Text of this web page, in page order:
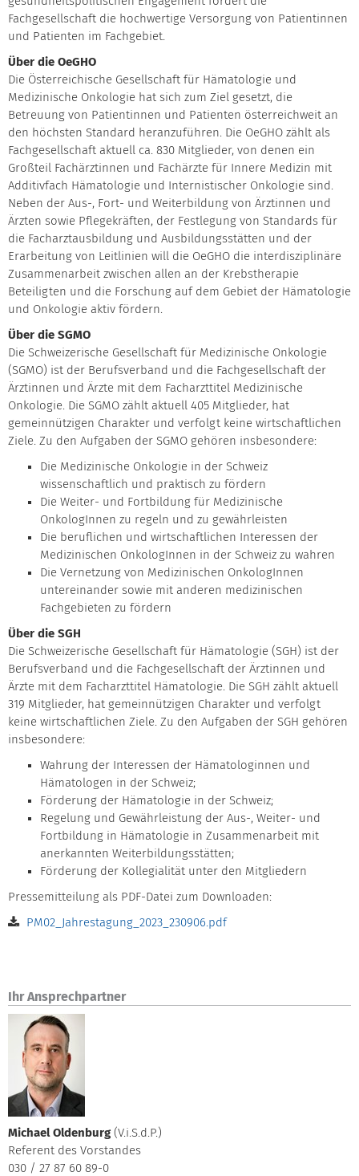
Fachgesellschaft die hochwertige Versorgung von Patientinnen
und Patienten im Fachgebiet.
Über die OeGHO
Die Österreichische Gesellschaft für Hämatologie und
Medizinische Onkologie hat sich zum Ziel gesetzt, die
Betreuung von Patientinnen und Patienten österreichweit an
den höchsten Standard heranzuführen. Die OeGHO zählt als
Fachgesellschaft aktuell ca. 830 Mitglieder, von denen ein
Großteil Fachärztinnen und Fachärzte für Innere Medizin mit
Additivfach Hämatologie und Internistischer Onkologie sind.
Neben der Aus-, Fort- und Weiterbildung von Ärztinnen und
Ärzten sowie Pflegekräften, der Festlegung von Standards für
die Facharztausbildung und Ausbildungsstätten und der
Erarbeitung von Leitlinien will die OeGHO die interdisziplinäre
Zusammenarbeit zwischen allen an der Krebstherapie
Beteiligten und die Forschung auf dem Gebiet der Hämatologie
und Onkologie aktiv fördern.
Über die SGMO
Die Schweizerische Gesellschaft für Medizinische Onkologie
(SGMO) ist der Berufsverband und die Fachgesellschaft der
Ärztinnen und Ärzte mit dem Facharzttitel Medizinische
Onkologie. Die SGMO zählt aktuell 405 Mitglieder, hat
gemeinnützigen Charakter und verfolgt keine wirtschaftlichen
Ziele. Zu den Aufgaben der SGMO gehören insbesondere:
Die Medizinische Onkologie in der Schweiz
wissenschaftlich und praktisch zu fördern
Die Weiter- und Fortbildung für Medizinische
OnkologInnen zu regeln und zu gewährleisten
Die beruflichen und wirtschaftlichen Interessen der
Medizinischen OnkologInnen in der Schweiz zu wahren
Die Vernetzung von Medizinischen OnkologInnen
untereinander sowie mit anderen medizinischen
Fachgebieten zu fördern
Über die SGH
Die Schweizerische Gesellschaft für Hämatologie (SGH) ist der
Berufsverband und die Fachgesellschaft der Ärztinnen und
Ärzte mit dem Facharzttitel Hämatologie. Die SGH zählt aktuell
319 Mitglieder, hat gemeinnützigen Charakter und verfolgt
keine wirtschaftlichen Ziele. Zu den Aufgaben der SGH gehören
insbesondere:
Wahrung der Interessen der Hämatologinnen und
Hämatologen in der Schweiz;
Förderung der Hämatologie in der Schweiz;
Regelung und Gewährleistung der Aus-, Weiter- und
Fortbildung in Hämatologie in Zusammenarbeit mit
anerkannten Weiterbildungsstätten;
Förderung der Kollegialität unter den Mitgliedern
Pressemitteilung als PDF-Datei zum Downloaden:
PM02_Jahrestagung_2023_230906.pdf
Ihr Ansprechpartner
Michael Oldenburg (V.i.S.d.P.)
Referent des Vorstandes
030 / 27 87 60 89-0